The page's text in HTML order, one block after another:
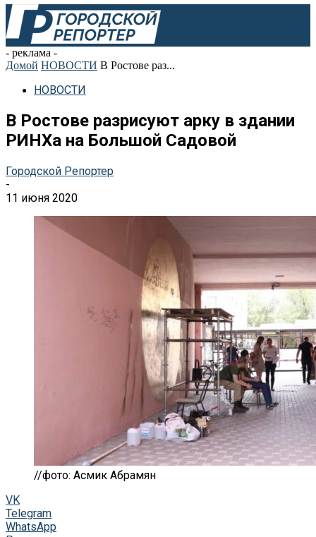
- реклама -
Домой НОВОСТИ В Ростове раз...
НОВОСТИ
В Ростове разрисуют арку в здании
РИНХа на Большой Садовой
Городской Репортер
-
11 июня 2020
//фото: Асмик Абрамян
VK
Telegram
WhatsApp